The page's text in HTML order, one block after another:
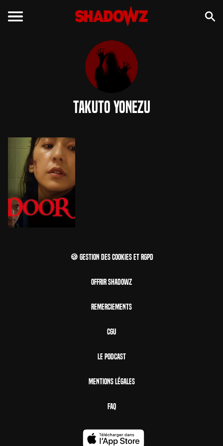
Takuto Yonezu
🍪 Gestion des cookies et RGPD
Offrir Shadowz
Remerciements
CGU
Le Podcast
Mentions Légales
FAQ